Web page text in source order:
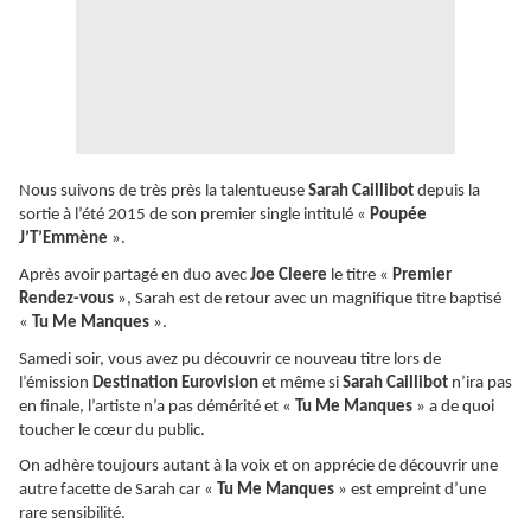
Nous suivons de très près la talentueuse Sarah Caillibot depuis la
sortie à l’été 2015 de son premier single intitulé « Poupée
J’T’Emmène ».
Après avoir partagé en duo avec Joe Cleere le titre « Premier
Rendez-vous », Sarah est de retour avec un magnifique titre baptisé
«
Tu Me Manques ».
Samedi soir, vous avez pu découvrir ce nouveau titre lors de
l’émission Destination Eurovision et même si Sarah Caillibot n’ira pas
en finale, l’artiste n’a pas démérité et « Tu Me Manques » a de quoi
toucher le cœur du public.
On adhère toujours autant à la voix et on apprécie de découvrir une
autre facette de Sarah car « Tu Me Manques » est empreint d’une
rare sensibilité.